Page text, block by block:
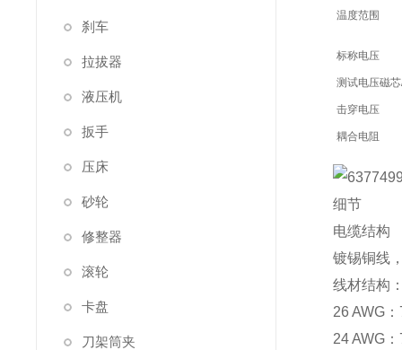
刹车
拉拔器
液压机
扳手
压床
砂轮
修整器
滚轮
卡盘
刀架筒夹
温度范围
标称电压
测试电压磁
击穿电压
耦合电阻
小弯曲半径
细节
电缆结构
镀锡铜线
线材结构
26 AWG
24 AWG